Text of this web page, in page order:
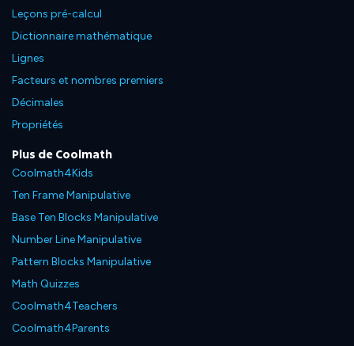
Leçons pré-calcul
Dictionnaire mathématique
Lignes
Facteurs et nombres premiers
Décimales
Propriétés
Plus de Coolmath
Coolmath4Kids
Ten Frame Manipulative
Base Ten Blocks Manipulative
Number Line Manipulative
Pattern Blocks Manipulative
Math Quizzes
Coolmath4Teachers
Coolmath4Parents